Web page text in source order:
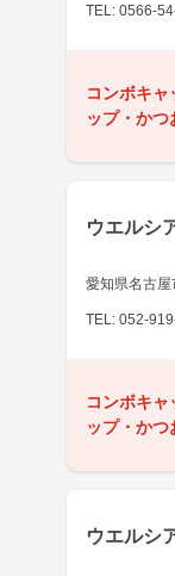
TEL: 0566-
コンボキ
ップ・か
ウエルシ
愛知県名古
TEL: 052-
コンボキ
ップ・か
ウエルシ